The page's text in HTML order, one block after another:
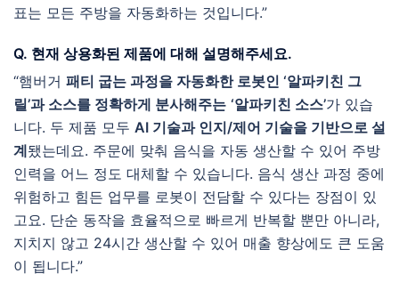
표는 모든 주방을 자동화하는 것입니다.”
Q. 현재 상용화된 제품에 대해 설명해주세요.
“햄버거 패티 굽는 과정을 자동화한 로봇인 ‘알파키친 그
릴’과 소스를 정확하게 분사해주는 ‘알파키친 소스’가 있습
니다. 두 제품 모두 AI 기술과 인지/제어 기술을 기반으로 설
계됐는데요. 주문에 맞춰 음식을 자동 생산할 수 있어 주방
인력을 어느 정도 대체할 수 있습니다. 음식 생산 과정 중에
위험하고 힘든 업무를 로봇이 전담할 수 있다는 장점이 있
고요. 단순 동작을 효율적으로 빠르게 반복할 뿐만 아니라,
지치지 않고 24시간 생산할 수 있어 매출 향상에도 큰 도움
이 됩니다.”